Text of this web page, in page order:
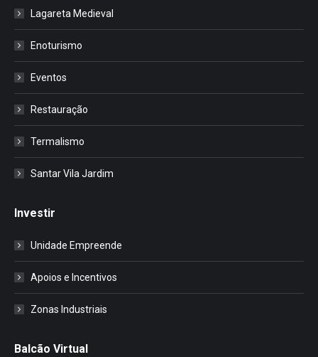
Lagareta Medieval
Enoturismo
Eventos
Restauração
Termalismo
Santar Vila Jardim
Investir
Unidade Empreende
Apoios e Incentivos
Zonas Industriais
Balcão Virtual